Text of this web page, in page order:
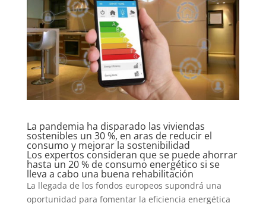
La pandemia ha disparado las viviendas
sostenibles un 30 %, en aras de reducir el
consumo y mejorar la sostenibilidad
Los expertos consideran que se puede ahorrar
hasta un 20 % de consumo energético si se
lleva a cabo una buena rehabilitación
La llegada de los fondos europeos supondrá una
oportunidad para fomentar la eficiencia energética